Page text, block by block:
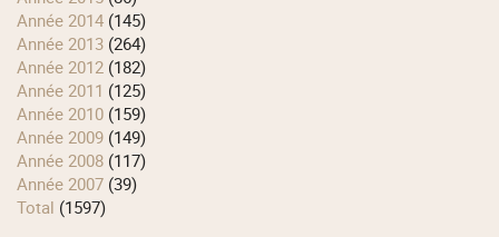
année 2014 (145)
année 2013 (264)
année 2012 (182)
année 2011 (125)
année 2010 (159)
année 2009 (149)
année 2008 (117)
année 2007 (39)
total (1597)